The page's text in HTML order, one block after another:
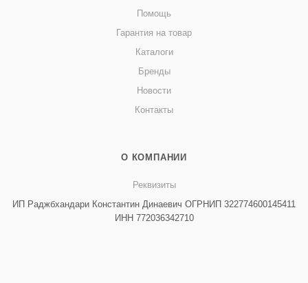
Помощь
Гарантия на товар
Каталоги
Бренды
Новости
Контакты
О КОМПАНИИ
Реквизиты
ИП Раджбхандари Константин Динаевич ОГРНИП 322774600145411
ИНН 772036342710